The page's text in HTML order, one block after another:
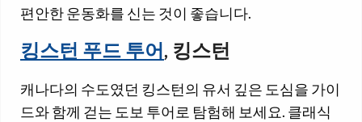
편안한 운동화를 신는 것이 좋습니다.
킹스턴 푸드 투어, 킹스턴
캐나다의 수도였던 킹스턴의 유서 깊은 도심을 가이
드와 함께 걷는 도보 투어로 탐험해 보세요. 클래식